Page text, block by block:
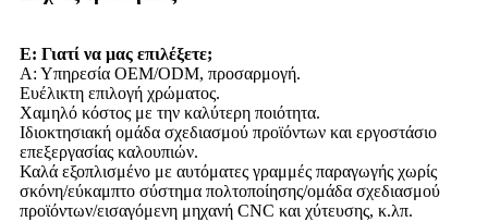
Ε: Γιατί να μας επιλέξετε;
Α: Υπηρεσία OEM/ODM, προσαρμογή.
Ευέλικτη επιλογή χρώματος.
Χαμηλό κόστος με την καλύτερη ποιότητα.
Ιδιοκτησιακή ομάδα σχεδιασμού προϊόντων και εργοστάσιο
επεξεργασίας καλουπιών.
Καλά εξοπλισμένο με αυτόματες γραμμές παραγωγής χωρίς
σκόνη/εύκαμπτο σύστημα πολτοποίησης/ομάδα σχεδιασμού
προϊόντων/εισαγόμενη μηχανή CNC και χύτευσης, κ.λπ.